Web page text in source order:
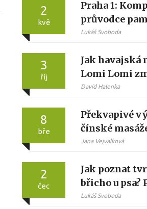
2
kvě
Praha 1:
průvodce
noclehem a
Lukáš Svoboda
3
říj
Jak havajská
Lomi Lomi
život k lepšímu
David Halenka
8
bře
Překvapivé
čínské
kterých jste
Jana Vejvalková
2
čec
Jak poznat
břicho u psa?
příčiny a kdy
Lukáš Svoboda